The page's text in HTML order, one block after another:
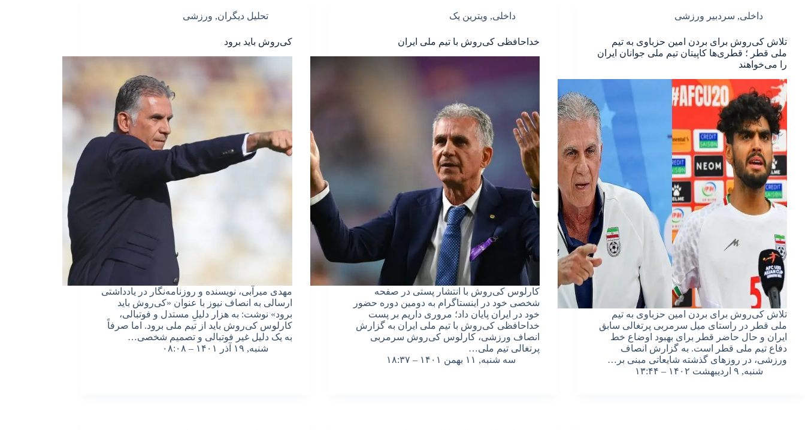
داخلی, سردبیر ورزشی
تلاش کی‌روش برای بردن امین حزباوی به تیم
ملی قطر ؛ قطری‌ها کاپیتان تیم ملی جوانان ایران
را می‌خواهند
تلاش کی‌روش برای بردن امین حزباوی به تیم
ملی قطر در راستای میل سرمربی پرتغالی سابق
ایران و حال حاضر قطر برای بهبود اوضاع خط
دفاع تیم ملی قطر است. به گزارش انصاف
ورزشی، در روزهای گذشته شایعاتی مبنی بر…
شنبه, ۹ اردیبهشت ۱۴۰۲ – ۱۳:۴۴
داخلی, ویترین یک
خداحافظی کی‌روش با تیم ملی ایران
کارلوس کی‌روش با انتشار پستی در صفحه
شخصی خود در اینستاگرام به دومین دوره حضور
خود در ایران پایان داد؛ مروری داریم بر پست
خداحافظی کی‌روش با تیم ملی ایران به گزارش
انصاف ورزشی، کارلوس کی‌روش سرمربی
پرتغالی تیم ملی…
سه شنبه, ۱۱ بهمن ۱۴۰۱ – ۱۸:۳۷
تحلیل دیگران, ورزشی
کی‌روش باید برود
مهدی میرآبی، نویسنده و روزنامه‌نگار در یادداشتی
ارسالی به انصاف نیوز با عنوان «کی‌روش باید
برود» نوشت: به هزار دلیلِ مستدل و فوتبالی،
کارلوس کی‌روش باید از تیم ملی برود. اما صرفاً
به یک دلیل غیر فوتبالی و تصمیم شخصی…
شنبه, ۱۹ آذر ۱۴۰۱ – ۰۸:۰۸